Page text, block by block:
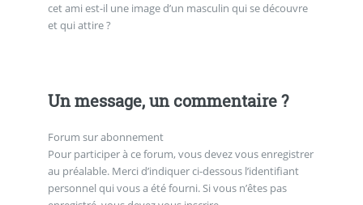
cet ami est-il une image d’un masculin qui se découvre
et qui attire ?
Un message, un commentaire ?
Forum sur abonnement
Pour participer à ce forum, vous devez vous enregistrer
au préalable. Merci d’indiquer ci-dessous l’identifiant
personnel qui vous a été fourni. Si vous n’êtes pas